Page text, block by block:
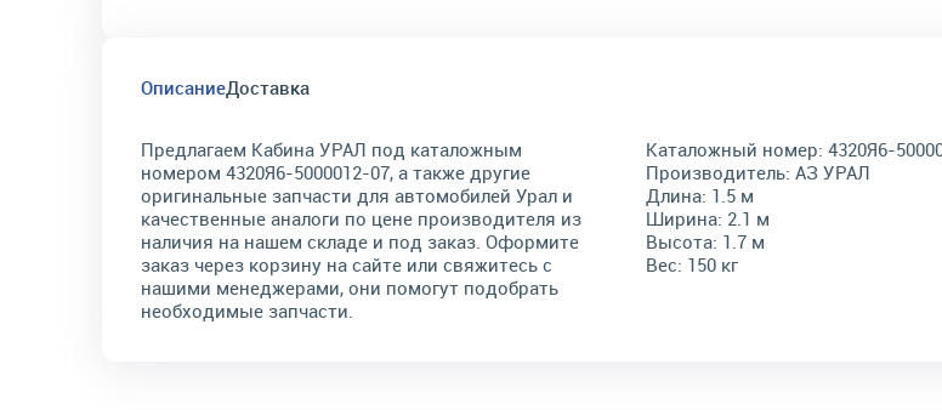
ОписаниеДоставка
Предлагаем Кабина УРАЛ под каталожным
номером 4320Я6-5000012-07, а также другие
оригинальные запчасти для автомобилей Урал и
качественные аналоги по цене производителя из
наличия на нашем складе и под заказ. Оформите
заказ через корзину на сайте или свяжитесь с
нашими менеджерами, они помогут подобрать
необходимые запчасти.
Каталожный номер: 4320Я6-
Производитель: АЗ УРАЛ
Длина: 1.5 м
Ширина: 2.1 м
Высота: 1.7 м
Вес: 150 кг